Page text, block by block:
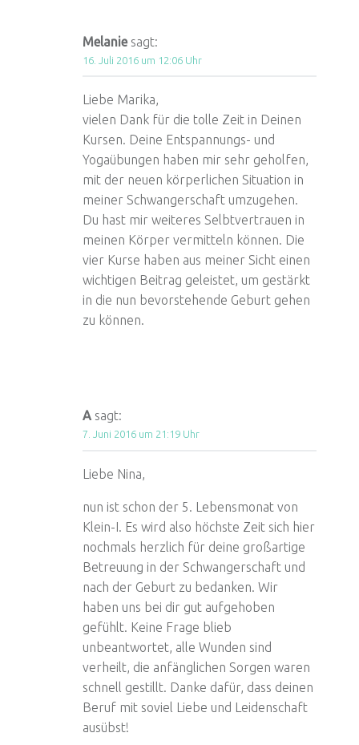
Melanie sagt:
16. Juli 2016 um 12:06 Uhr
Liebe Marika,
vielen Dank für die tolle Zeit in Deinen
Kursen. Deine Entspannungs- und
Yogaübungen haben mir sehr geholfen,
mit der neuen körperlichen Situation in
meiner Schwangerschaft umzugehen.
Du hast mir weiteres Selbtvertrauen in
meinen Körper vermitteln können. Die
vier Kurse haben aus meiner Sicht einen
wichtigen Beitrag geleistet, um gestärkt
in die nun bevorstehende Geburt gehen
zu können.
A sagt:
7. Juni 2016 um 21:19 Uhr
Liebe Nina,
nun ist schon der 5. Lebensmonat von
Klein-I. Es wird also höchste Zeit sich hier
nochmals herzlich für deine großartige
Betreuung in der Schwangerschaft und
nach der Geburt zu bedanken. Wir
haben uns bei dir gut aufgehoben
gefühlt. Keine Frage blieb
unbeantwortet, alle Wunden sind
verheilt, die anfänglichen Sorgen waren
schnell gestillt. Danke dafür, dass deinen
Beruf mit soviel Liebe und Leidenschaft
ausübst!